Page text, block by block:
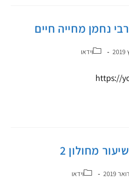
נחמן מחייה חיים
וידאו
https://
מחולון 2
וידאו